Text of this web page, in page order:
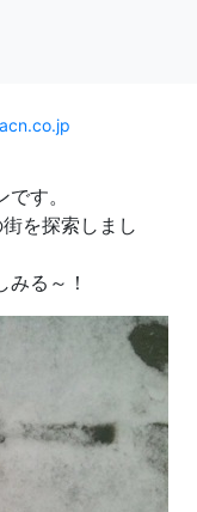
す。
を探索しまし
る～！